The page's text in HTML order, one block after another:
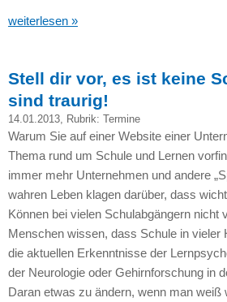
weiterlesen »
Stell dir vor, es ist keine
sind traurig!
14.01.2013, Rubrik: Termine
Warum Sie auf einer Website einer
Thema rund um Schule und Lernen
immer mehr Unternehmen und andere
wahren Leben klagen darüber, dass
Können bei vielen Schulabgängern nicht
Menschen wissen, dass Schule in vieler
die aktuellen Erkenntnisse der
der Neurologie oder Gehirnforschung in
Daran etwas zu ändern, wenn man weiß